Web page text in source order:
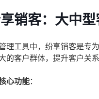
销客：大中
理工具中，纷享销客是专
的客户群体，提升客户关系
心功能：